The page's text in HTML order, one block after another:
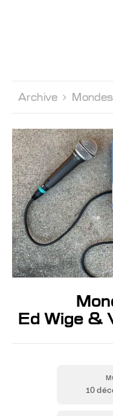
Archive 
Ed Wige &
10